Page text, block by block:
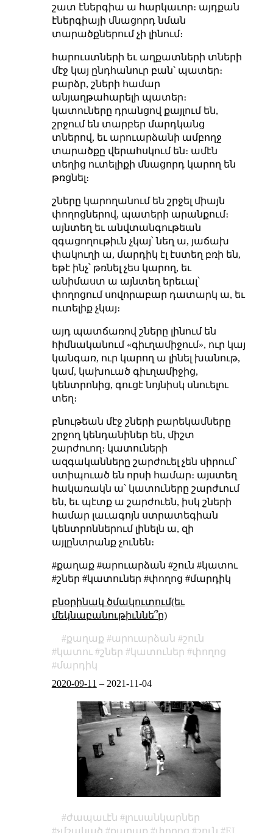
շատ էներգիա ա հարկաւոր։ այդքան
էներգիայի մնացորդ նման
տարածքներում չի լինում։
հարուստների եւ աղքատների տների
մէջ կայ ընդհանուր բան՝ պատեր։
բարձր, շների համար
անյաղթահարելի պատեր։
կատուները դրանցով քայլում են,
շրջում են տարբեր մարդկանց
տներով, եւ արուարձանի ամբողջ
տարածքը վերահսկում են։ ամէն
տեղից ուտելիքի մնացորդ կարող են
թռցնել։
շները կարողանում են շրջել միայն
փողոցներով, պատերի արանքում։
այնտեղ եւ անվտանգութեան
զգացողութիւն չկայ՝ նեղ ա, յաճախ
փակուղի ա, մարդիկ էլ էստեղ բռի են,
եթէ ինչ՝ թռնել չես կարող, եւ
անիմաստ ա այնտեղ երեւալ՝
փողոցում սովորաբար դատարկ ա, եւ
ուտելիք չկայ։
այդ պատճառով շները լինում են
հիմնականում «գիւղամիջում», ուր կայ
կանգառ, ուր կարող ա լինել խանութ,
կամ, կախուած գիւղամիջից,
կենտրոնից, գուցէ նոյնիսկ սնուելու
տեղ։
բնութեան մէջ շների բարեկամները
շրջող կենդանիներ են, միշտ
շարժուող։ կատուների
ազգականները շարժուել չեն սիրում՝
ստիպուած են որսի համար։ այստեղ
հակառակն ա՝ կատուները շարժւում
են, եւ պէտք ա շարժուեն, իսկ շների
համար լաւագոյն ստրատեգիան
կենտրոններում լինելն ա, զի
այլընտրանք չունեն։
#քաղաք #արուարձան #շուն #կատու
#շներ #կատուներ #փողոց #մարդիկ
բնօրինակ ծմակուտում(եւ
մեկնաբանութիւննե՞ր)
քաղաք արուարձան
շուն
կատու
շներ կատուներ
փողոց
մարդիկ
2020-09-11 – 2021-11-04
ժապաւէն
լուսանկարներ